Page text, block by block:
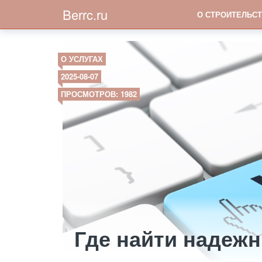
Berrc.ru О
О УСЛУГАХ
2025-08-07
ПРОСМОТРОВ: 1982
Где найти